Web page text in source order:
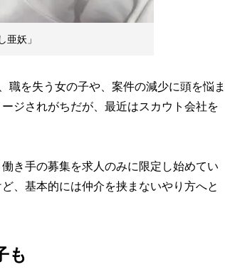
妖」
職を失う女の子や、案件の減少に頭を悩ま
ジされがちだが、最近はスカウト会社を
き手の募集を求人のみに限定し始めてい
、基本的には仲介を挟まないやり方へと
も